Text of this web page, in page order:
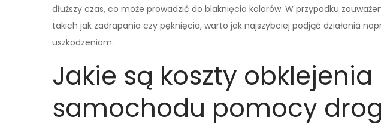
dłuższy czas, co może prowadzić do blaknięcia kolorów. W przypadku
takich jak zadrapania czy pęknięcia, warto jak najszybciej podjąć działania
uszkodzeniom.
Jakie są koszty obklejenia
samochodu pomocy